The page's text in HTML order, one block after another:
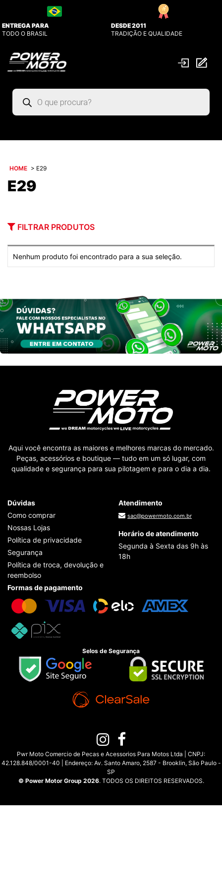
ENTREGA PARA
TODO O BRASIL
DESDE 2011
TRADIÇÃO E QUALIDADE
Pesquisar
produtos
HOME > E29
E29
FILTRAR PRODUTOS
Nenhum produto foi encontrado para a sua seleção.
Aqui você encontra as maiores e melhores marcas do mercado.
Peças, acessórios e boutique — tudo em um só lugar, com
qualidade e segurança para sua pilotagem e para o dia a dia.
Dúvidas
Como comprar
Nossas Lojas
Política de privacidade
Segurança
Política de troca, devolução e
reembolso
Atendimento
sac@powermoto.com.br
Horário de atendimento
Segunda à Sexta das 9h às
18h
Formas de pagamento
Selos de Segurança
Pwr Moto Comercio de Pecas e Acessorios Para Motos Ltda | CNPJ:
42.128.848/0001-40 | Endereço: Av. Santo Amaro, 2587 - Brooklin, São Paulo -
SP
© Power Motor Group 2026. TODOS OS DIREITOS RESERVADOS.